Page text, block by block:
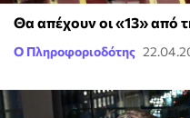
Θα απέχουν οι «13» από
Ο Πληροφοριοδότης